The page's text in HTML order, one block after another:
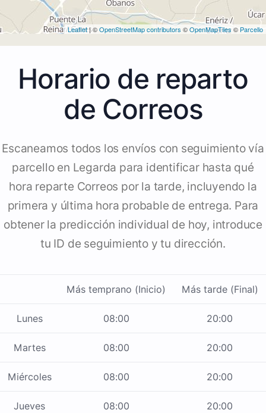
Leaflet| ©OpenStreetMap contributors ©OpenMapTiles© Parcello
Horario de reparto
de Correos
Escaneamos todos los envíos con seguimiento vía
parcello en Legarda para identificar hasta qué
hora reparte Correos por la tarde, incluyendo la
primera y última hora probable de entrega. Para
obtener la predicción individual de hoy, introduce
tu ID de seguimiento y tu dirección.
Más temprano (Inicio) Más tarde (Final)
Lunes 08:00 20:00
Martes 08:00 20:00
Miércoles 08:00 20:00
Jueves 08:00 20:00